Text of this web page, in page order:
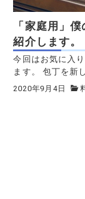
「家庭用」
紹介します。
今回はお気に入
ます。 包丁を新
2020年9月4日